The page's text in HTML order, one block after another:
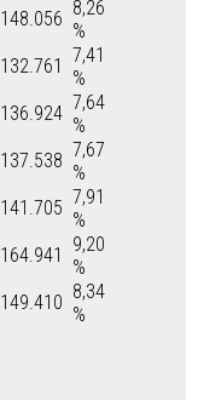
148.056 8,26
%
132.761 7,41
%
136.924 7,64
%
137.538 7,67
%
141.705 7,91
%
164.941
9,20
%
149.410 8,34
%